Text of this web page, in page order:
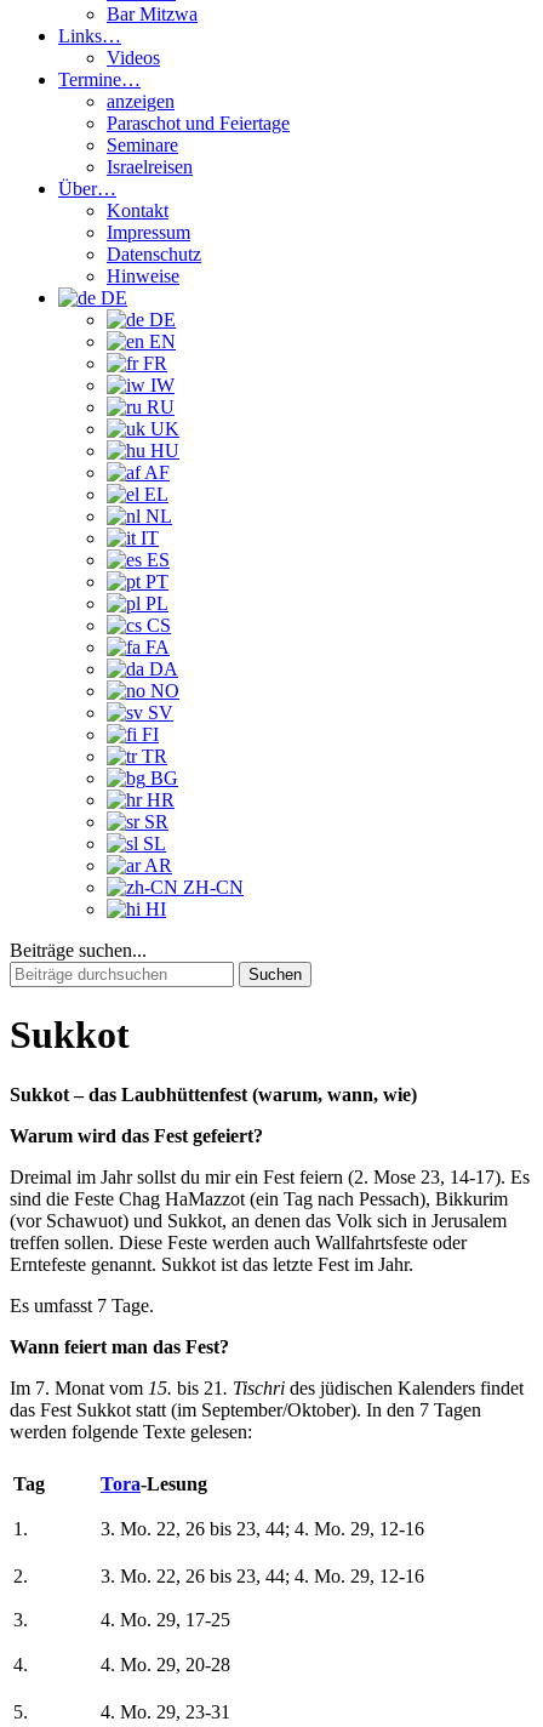
Bar Mitzwa
Links…
Videos
Termine…
anzeigen
Paraschot und Feiertage
Seminare
Israelreisen
Über…
Kontakt
Impressum
Datenschutz
Hinweise
DE
DE
EN
FR
IW
RU
UK
HU
AF
EL
NL
IT
ES
PT
PL
CS
FA
DA
NO
SV
FI
TR
BG
HR
SR
SL
AR
ZH-CN
HI
Beiträge suchen...
Suchen
nach:
Sukkot
Sukkot – das Laubhüttenfest (warum, wann, wie)
Warum wird das Fest gefeiert?
Dreimal im Jahr sollst du mir ein Fest feiern (2. Mose 23, 14-17). Es
sind die Feste Chag HaMazzot (ein Tag nach Pessach), Bikkurim
(vor Schawuot) und Sukkot, an denen das Volk sich in Jerusalem
treffen sollen. Diese Feste werden auch Wallfahrtsfeste oder
Erntefeste genannt. Sukkot ist das letzte Fest im Jahr.
Es umfasst 7 Tage.
Wann feiert man das Fest?
Im 7. Monat vom 15. bis 21. Tischri des jüdischen Kalenders findet
das Fest Sukkot statt (im September/Oktober). In den 7 Tagen
werden folgende Texte gelesen:
Tag Tora-Lesung
1. 3. Mo. 22, 26 bis 23, 44; 4. Mo. 29, 12-16
2. 3. Mo. 22, 26 bis 23, 44; 4. Mo. 29, 12-16
3. 4. Mo. 29, 17-25
4. 4. Mo. 29, 20-28
5. 4. Mo. 29, 23-31